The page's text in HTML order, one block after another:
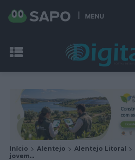
MENU
Início Alentejo Alentejo Litoral
jovem...